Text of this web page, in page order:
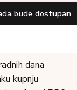
bude dostupan
dana
kupnju